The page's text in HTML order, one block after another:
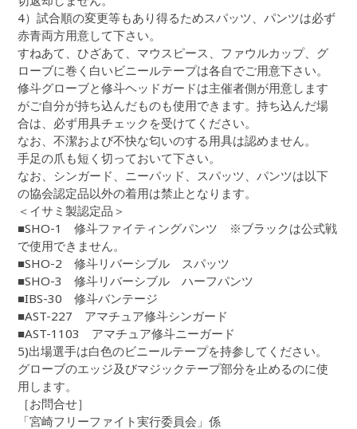
4）試合順の変更等もあり得るためスパッツ、パンツは必ず
赤青両方用意して下さい。
すねあて、ひざあて、マウスピース、ファウルカップ、グ
ローブに巻く白いビニールテープは各自でご用意下さい。
修斗グローブと修斗ヘッドガードは主催者側が用意します
がご自分が持ち込んだものも使用できます。持ち込んだ場
合は、必ず用具チェックを受けてください。
なお、不潔および不快な匂いのする用具は認めません。
手足の爪も短く切っておいて下さい。
なお、シンガード、ニーパッド、スパッツ、パンツは以下
の協会認定品以外の着用は禁止となります。
＜イサミ製認定品＞
■SHO-1 修斗ファイティングパンツ ※ブラックは公式戦
で使用できません。
■SHO-2 修斗リバーシブル スパッツ
■SHO-3 修斗リバーシブル ハーフパンツ
■IBS-30 修斗バンテージ
■AST-227 アマチュア修斗シンガード
■AST-1103 アマチュア修斗ニーガード
5)出場選手は白色のビニールテープを持参してください。
グローブのエッジ及びマジックテープ部分を止めるのに使
用します。
［お問合せ］
「宮崎フリーファイト実行委員会」係